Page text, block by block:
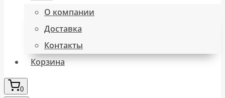
О компании
Доставка
Контакты
Корзина
0